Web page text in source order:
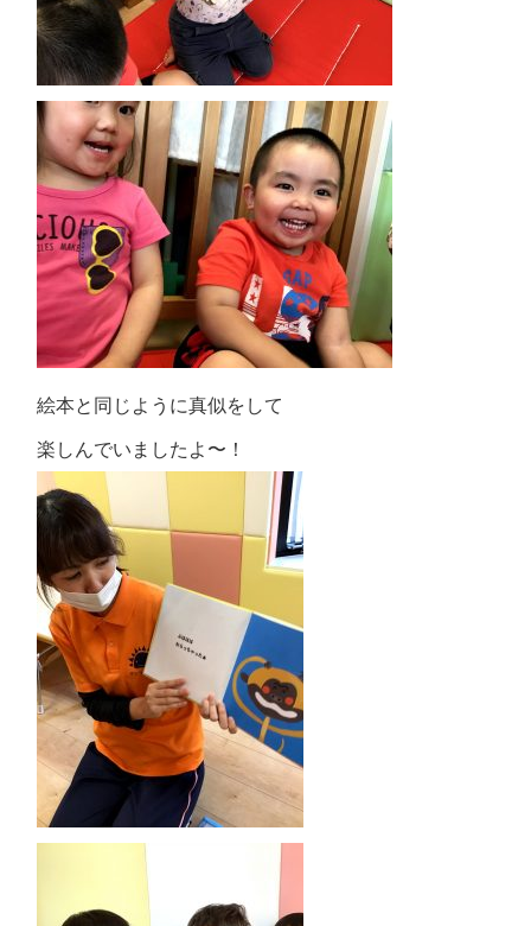
絵本と同じように真似をして
楽しんでいましたよ〜！